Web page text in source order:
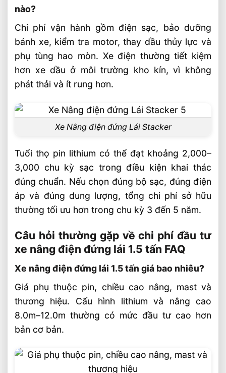
nào?
Chi phí vận hành gồm điện sạc, bảo dưỡng
bánh xe, kiểm tra motor, thay dầu thủy lực và
phụ tùng hao mòn. Xe điện thường tiết kiệm
hơn xe dầu ở môi trường kho kín, vì không
phát thải và ít rung hơn.
Xe Nâng điện đứng Lái Stacker
Tuổi thọ pin lithium có thể đạt khoảng 2,000–
3,000 chu kỳ sạc trong điều kiện khai thác
đúng chuẩn. Nếu chọn đúng bộ sạc, đúng điện
áp và đúng dung lượng, tổng chi phí sở hữu
thường tối ưu hơn trong chu kỳ 3 đến 5 năm.
Câu hỏi thường gặp về chi phí đầu tư
xe nâng điện đứng lái 1.5 tấn FAQ
Xe nâng điện đứng lái 1.5 tấn giá bao nhiêu?
Giá phụ thuộc pin, chiều cao nâng, mast và
thương hiệu. Cấu hình lithium và nâng cao
8.0m–12.0m thường có mức đầu tư cao hơn
bản cơ bản.